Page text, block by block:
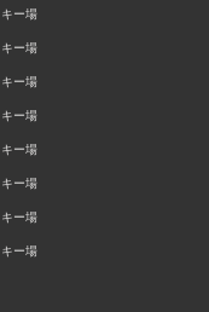
ー場
ー場
ー場
ー場
ー場
ー場
ー場
ー場